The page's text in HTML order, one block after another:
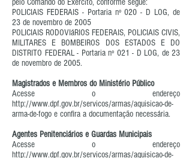
pelo Comando do Exército, conforme segue:
POLICIAIS FEDERAIS - Portaria nº 020 - D LOG, de
23 de novembro de 2005
POLICIAIS RODOVIáRIOS FEDERAIS, POLICIAIS CIVIS,
MILITARES E BOMBEIROS DOS ESTADOS E DO
DISTRITO FEDERAL - Portaria nº 021 - D LOG, de 23
de novembro de 2005.
Magistrados e Membros do Ministério Público
Acesse o endereço
http://www.dpf.gov.br/servicos/armas/aquisicao-de-
arma-de-fogo e confira a documentação necessária.
Agentes Penitenciários e Guardas Municipais
Acesse o endereço
http://www.dpf.gov.br/servicos/armas/aquisicao-de-